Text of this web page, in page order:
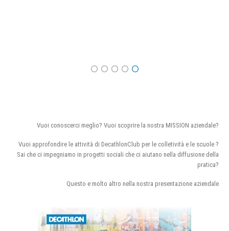
Vuoi conoscerci meglio? Vuoi scoprire la nostra MISSION aziendale?
Vuoi approfondire le attività di DecathlonClub per le colletività e le scuole ?
Sai che ci impegniamo in progetti sociali che ci aiutano nella diffusione della
pratica?
Questo e molto altro nella nostra presentazione aziendale